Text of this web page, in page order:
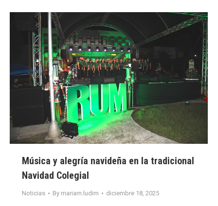
Música y alegría navideña en la tradicional
Navidad Colegial
Noticias By mariam.ludim diciembre 18, 2025